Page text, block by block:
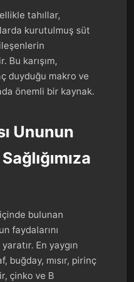
tahıllar,
kurutulmuş süt
Bu karışım,
duyduğu makro ve
önemli bir kaynak.
Ununun
bulunan
faydalarını
En yaygın
buğday, mısır, pirinç
çinko ve B